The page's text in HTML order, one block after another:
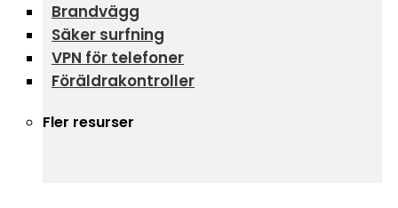
Brandvägg
Säker surfning
VPN för telefoner
Föräldrakontroller
Fler resurser